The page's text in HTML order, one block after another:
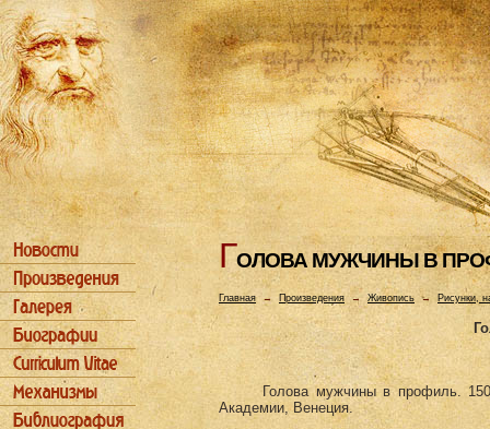
ГОЛОВА МУЖЧИHЫ В
Главная→ Произведения → Живопись → Рисунки,
Голова мужчины в профиль.
Академии, Венеция.